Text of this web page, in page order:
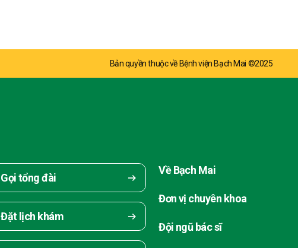
Bản quyền thuộc về Bệnh viện Bạch Mai ©2025
Gọi tổng đài
Đặt lịch khám
Về Bạch Mai
Đơn vị chuyên khoa
Đội ngũ bác sĩ